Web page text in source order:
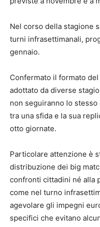
Nel corso della stagione
turni infrasettimanali,
gennaio.
Confermato il formato
adottato da diverse
non seguiranno lo stesso
tra una sfida e la sua
otto giornate.
Particolare attenzione è
distribuzione dei big
confronti cittadini né alla
come nel turno
agevolare gli impegni
specifici che evitano